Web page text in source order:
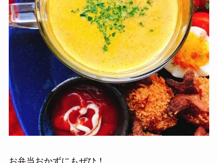
お弁当おかずにもぜひ！